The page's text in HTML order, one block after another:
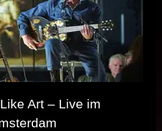
EIN
ABEND
FÜR
TAMARA
DANZ
Art – Live im